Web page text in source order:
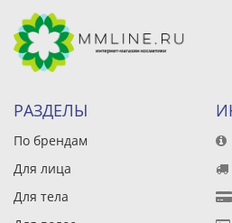
РАЗДЕЛЫ
По брендам
Для лица
Для тела